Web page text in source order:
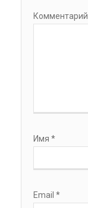
Комментарий
Имя *
Email *